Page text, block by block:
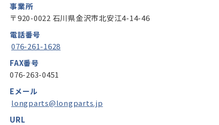
事業所
〒920-0022 石川県金沢市北安江4-14-46
電話番号
076-261-1628
FAX番号
076-263-0451
Eメール
longparts@longparts.jp
URL